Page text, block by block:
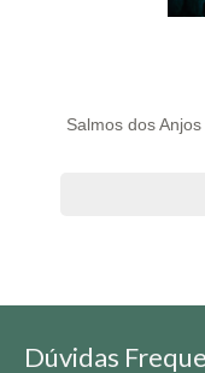
Salmos dos
Dúvidas